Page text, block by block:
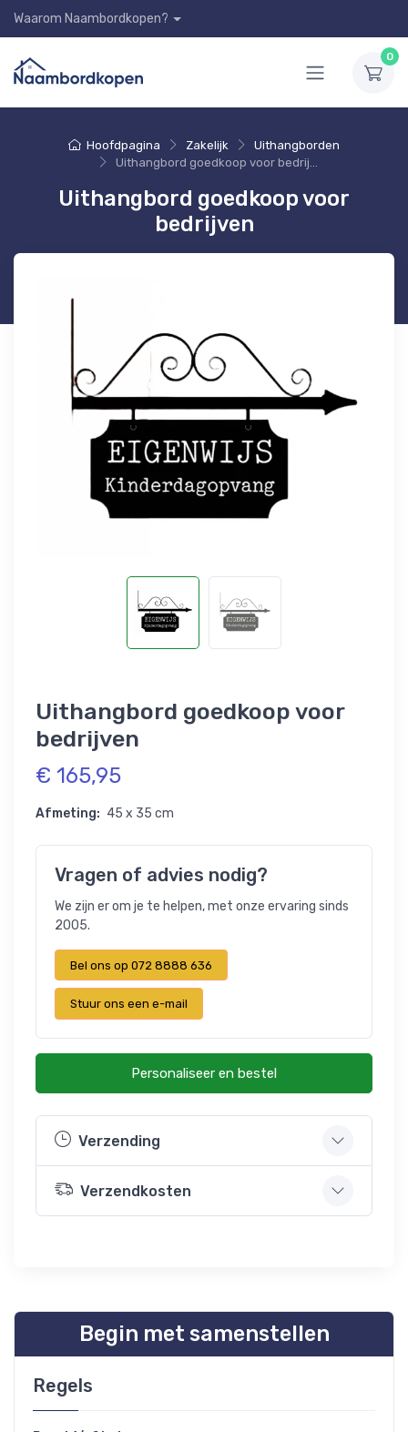
Waarom Naambordkopen?
0
Hoofdpagina Zakelijk
Uithangborden
Uithangbord goedkoop voor bedrijven
Uithangbord goedkoop voor
bedrijven
Uithangbord goedkoop voor
bedrijven
€ 165,95
Afmeting: 45 x 35 cm
Vragen of advies nodig?
We zijn er om je te helpen, met onze ervaring sinds
2005.
Bel ons op 072 8888 636
Stuur ons een e-mail
Personaliseer en bestel
Verzending
Verzendkosten
Begin met samenstellen
Regels